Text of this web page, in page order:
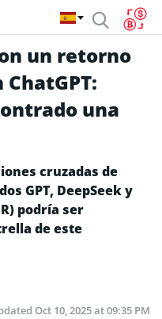
un retorno
una
cruzadas de
GPT, DeepSeek y
podría ser
de este
Oct 10, 2025 at 09:35 PM